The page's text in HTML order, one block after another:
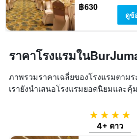
฿630
ดูข้
ราคาโรงแรมใน
ภาพรวมราคาเฉลี่ยของโรงแรมตามร
เรายังนำเสนอโรงแรมยอดนิยมและ
4 ดาว
4+ ดาว